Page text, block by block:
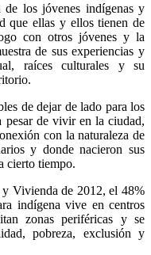
los jóvenes indígenas y
que ellas y ellos tienen de
con otros jóvenes y la
de sus experiencias y
raíces culturales y su
de dejar de lado para los
pesar de vivir en la ciudad,
con la naturaleza de
y donde nacieron sus
cierto tiempo.
Vivienda de 2012, el 48%
indígena vive en centros
zonas periféricas y se
pobreza, exclusión y